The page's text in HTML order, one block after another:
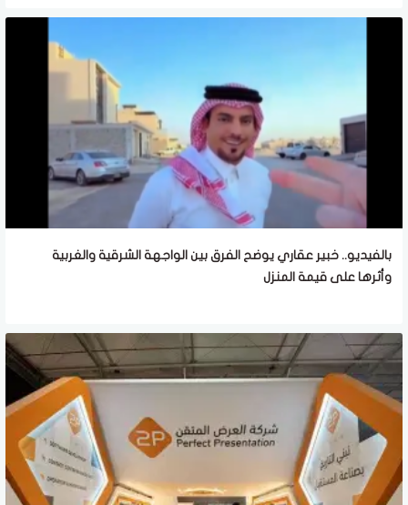
بالفيديو.. خبير عقاري يوضح الفرق بين الواجهة الشرقية والغربية
وأثرها على قيمة المنزل